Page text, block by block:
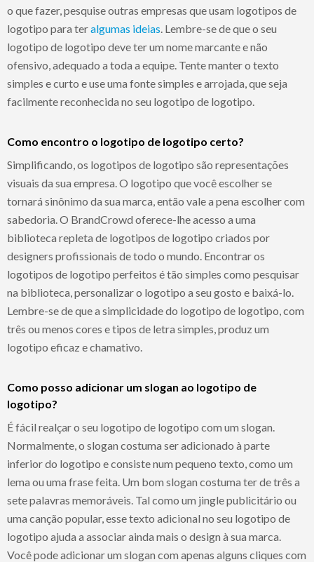
o que fazer, pesquise outras empresas que usam logotipos de
logotipo para teralgumas ideias . Lembre-se de que o seu
logotipo de logotipo deve ter um nome marcante e não
ofensivo, adequado a toda a equipe. Tente manter o texto
simples e curto e use uma fonte simples e arrojada, que seja
facilmente reconhecida no seu logotipo de logotipo.
Como encontro o logotipo de logotipo certo?
Simplificando, os logotipos de logotipo são representações
visuais da sua empresa. O logotipo que você escolher se
tornará sinônimo da sua marca, então vale a pena escolher com
sabedoria. O BrandCrowd oferece-lhe acesso a uma
biblioteca repleta de logotipos de logotipo criados por
designers profissionais de todo o mundo. Encontrar os
logotipos de logotipo perfeitos é tão simples como pesquisar
na biblioteca, personalizar o logotipo a seu gosto e baixá-lo.
Lembre-se de que a simplicidade do logotipo de logotipo, com
três ou menos cores e tipos de letra simples, produz um
logotipo eficaz e chamativo.
Como posso adicionar um slogan ao logotipo de
logotipo?
É fácil realçar o seu logotipo de logotipo com um slogan.
Normalmente, o slogan costuma ser adicionado à parte
inferior do logotipo e consiste num pequeno texto, como um
lema ou uma frase feita. Um bom slogan costuma ter de três a
sete palavras memoráveis. Tal como um jingle publicitário ou
uma canção popular, esse texto adicional no seu logotipo de
logotipo ajuda a associar ainda mais o design à sua marca.
Você pode adicionar um slogan com apenas alguns cliques com